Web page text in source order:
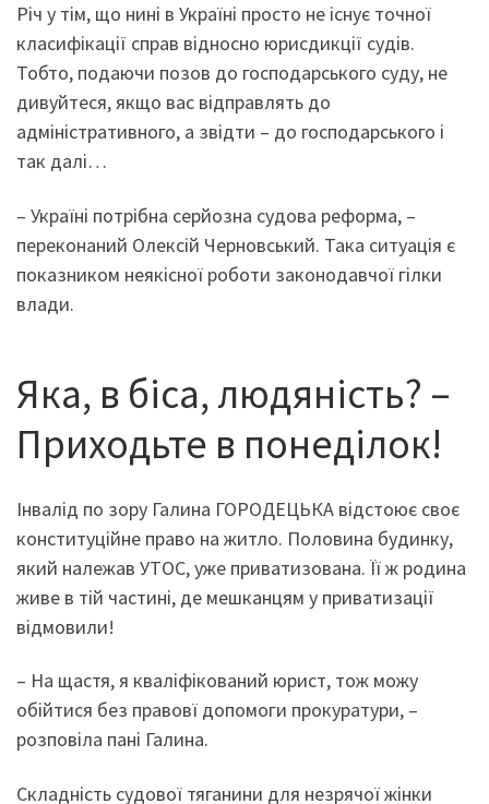
Річ у тім, що нині в Україні просто не існує точної
класифікації справ відносно юрисдикції судів.
Тобто, подаючи позов до господарського суду, не
дивуйтеся, якщо вас відправлять до
адміністративного, а звідти – до господарського і
так далі…
– Україні потрібна серйозна судова реформа, –
переконаний Олексій Черновський. Така ситуація є
показником неякісної роботи законодавчої гілки
влади.
Яка, в біса, людяність? –
Приходьте в понеділок!
Інвалід по зору Галина ГОРОДЕЦЬКА відстоює своє
конституційне право на житло. Половина будинку,
який належав УТОС, уже приватизована. Її ж родина
живе в тій частині, де мешканцям у приватизації
відмовили!
– На щастя, я кваліфікований юрист, тож можу
обійтися без правовї допомоги прокуратури, –
розповіла пані Галина.
Складність судової тяганини для незрячої жінки